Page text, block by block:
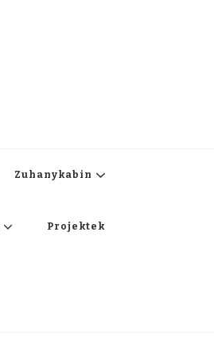
Zuhanykabin
Projektek